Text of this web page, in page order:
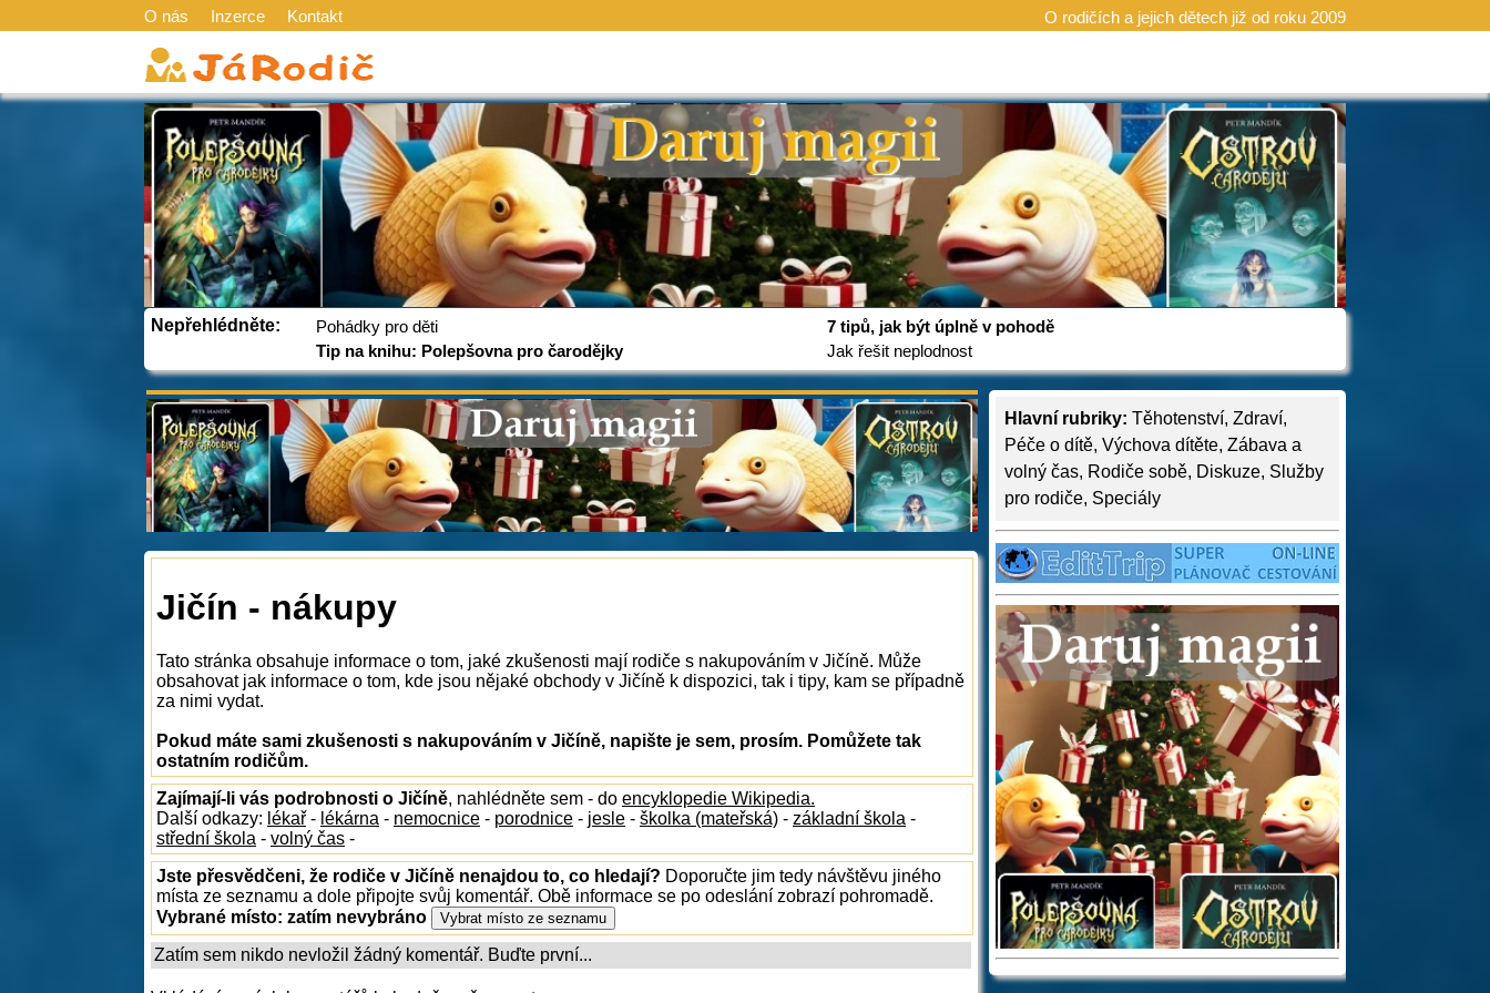
O nás Inzerce Kontakt O rodičích a jejich dětech již od roku 2009
Nepřehlédněte:
Pohádky pro děti
Tip na knihu: Polepšovna pro čarodějky
7 tipů, jak být úplně v pohodě
Jak řešit neplodnost
Hlavní rubriky: Těhotenství, Zdraví,
Péče o dítě, Výchova dítěte, Zábava a
volný čas, Rodiče sobě, Diskuze, Služby
pro rodiče, Speciály
Jičín - nákupy
Tato stránka obsahuje informace o tom, jaké zkušenosti mají rodiče s nakupováním v Jičíně. Může
obsahovat jak informace o tom, kde jsou nějaké obchody v Jičíně k dispozici, tak i tipy, kam se případně
za nimi vydat.
Pokud máte sami zkušenosti s nakupováním v Jičíně, napište je sem, prosím. Pomůžete tak
ostatním rodičům.
Zajímají-li vás podrobnosti o Jičíně, nahlédněte sem - do encyklopedie Wikipedia.
Další odkazy: lékař - lékárna - nemocnice - porodnice - jesle - školka (mateřská) - základní škola -
střední škola - volný čas -
Jste přesvědčeni, že rodiče v Jičíně nenajdou to, co hledají? Doporučte jim tedy návštěvu jiného
místa ze seznamu a dole připojte svůj komentář. Obě informace se po odeslání zobrazí pohromadě.
Vybrané místo: zatím nevybráno
Zatím sem nikdo nevložil žádný komentář. Buďte první...